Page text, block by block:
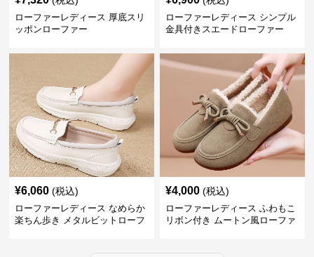
ローファーレディース 厚底スリ
ッポンローファー
ローファーレディース シンプル
金具付きスエードローファー
¥6,060 (税込)
ローファーレディース なめらか
楽ちん歩き メタルビットローフ
¥4,000 (税込)
ローファーレディース ふわもこ
リボン付き ムートン風ローファ